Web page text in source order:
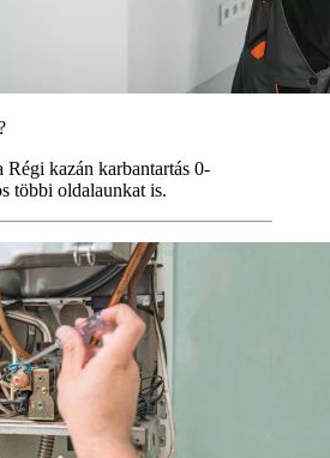
Régi kazán karbantartás 0-
többi oldalaunkat is.